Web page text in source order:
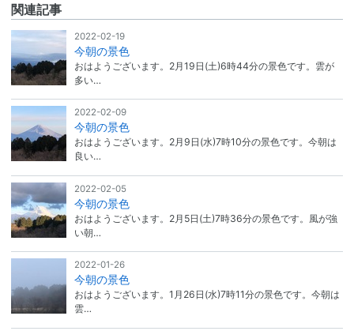
関連記事
2022-02-19
今朝の景色
おはようございます。2月19日(土)6時44分の景色です。雲が
多い…
2022-02-09
今朝の景色
おはようございます。2月9日(水)7時10分の景色です。今朝は
良い…
2022-02-05
今朝の景色
おはようございます。2月5日(土)7時36分の景色です。風が強
い朝…
2022-01-26
今朝の景色
おはようございます。1月26日(水)7時11分の景色です。今朝は
雲…